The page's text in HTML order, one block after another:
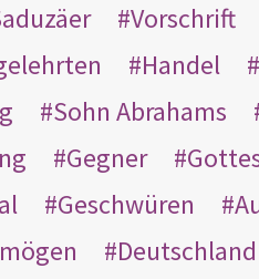
Vorschrift
Handel
Sohn Abrahams
Gegner
Geschwüren
Deutschland